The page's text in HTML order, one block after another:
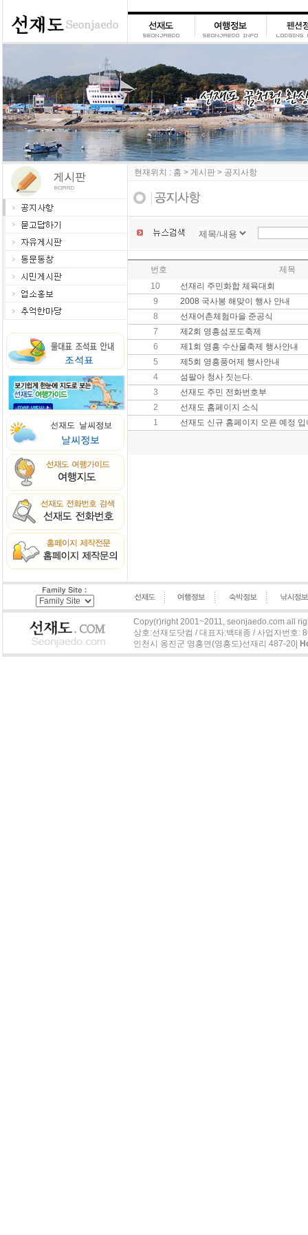
현재위치 : 홈 > 게시판 > 공지사항
번호
제목
10
선재리 주민화합 체육대회
9
2008 국사봉 해맞이 행사 안내
8
선재어촌체험마을 준공식
7
제2회 영흥섬포도축제
6
제1회 영흥 수산물축제 행사안내
5
제5회 영흥풍어제 행사안내
4
섬팔아 청사 짓는다.
3
선재도 주민 전화번호부
2
선재도 홈페이지 소식
1
선재도 신규 홈페이지 오픈 예정 입
Copy(r)right 2001~2011, seonjaedo.com all
상호:선재도닷컴 / 대표자:백태종 / 사업자번호:
인천시 옹진군 영흥면(영흥도)선재리 487-20|